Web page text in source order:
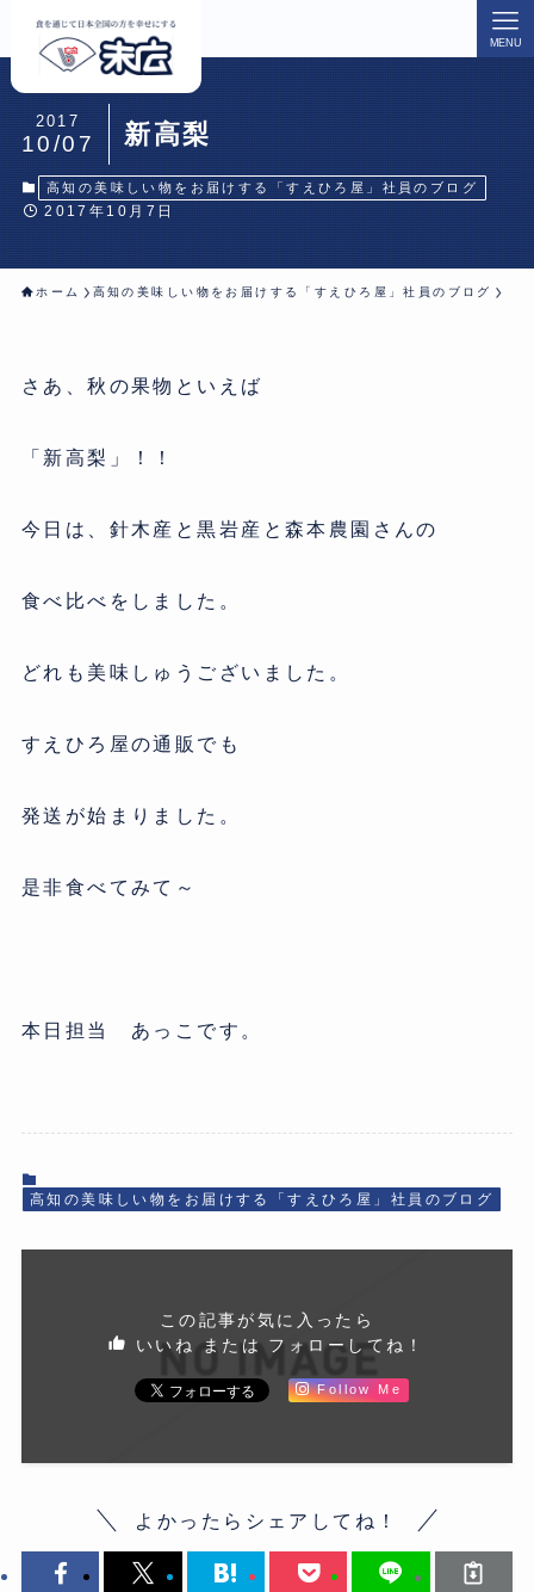
MENU
新高梨
2017
10/07
高知の美味しい物をお届けする「すえひろ屋」社員のブログ
2017年10月7日
ホーム 高知の美味しい物をお届けする「すえひろ屋」社員のブログ
さあ、秋の果物といえば
「新高梨」！！
今日は、針木産と黒岩産と森本農園さんの
食べ比べをしました。
どれも美味しゅうございました。
すえひろ屋の通販でも
発送が始まりました。
是非食べてみて～
本日担当 あっこです。
高知の美味しい物をお届けする「すえひろ屋」社員のブログ
この記事が気に入ったら
いいね または フォローしてね！
Follow Me
よかったらシェアしてね！